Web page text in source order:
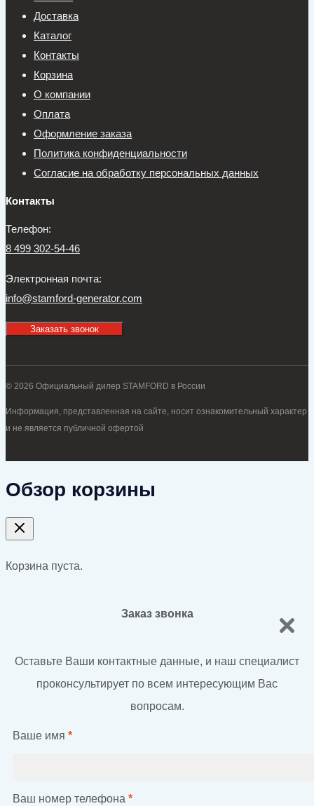
Доставка
Каталог
Контакты
Корзина
О компании
Оплата
Оформление заказа
Политика конфиденциальности
Согласие на обработку персональных данных
Контакты
Телефон:
8 499 302-54-46
Электронная почта:
info@stamford-generator.com
Заказать звонок
© 2026 Официальный дилер STAMFORD в России
Информация, представленная на сайте, носит ознакомительный характер
и не является публичной офертой
Обзор корзины
Корзина пуста.
Заказ звонка
Оставьте Ваши контактные данные, и наш специалист
проконсультирует по всем интересующим Вас
вопросам.
Ваше имя *
Ваш номер телефона *